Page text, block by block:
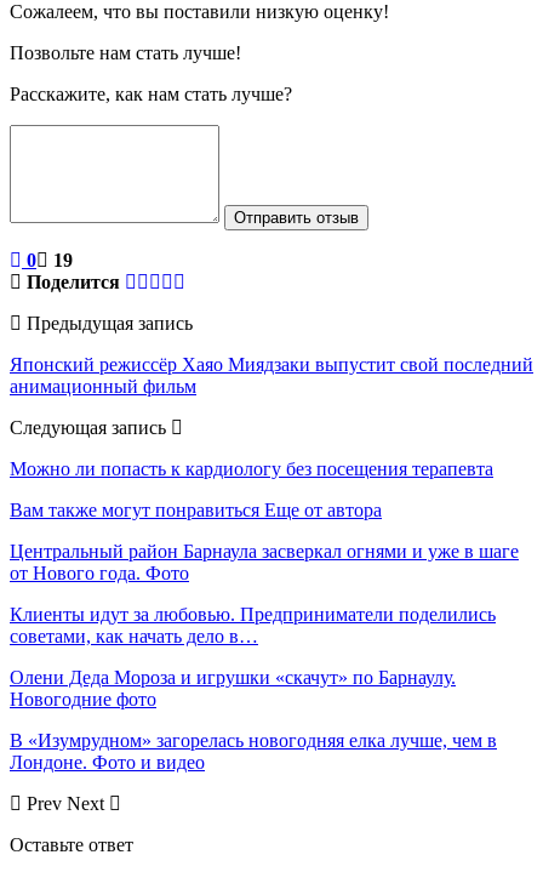
Сожалеем, что вы поставили низкую оценку!
Позвольте нам стать лучше!
Расскажите, как нам стать лучше?
Отправить отзыв
0
19
Поделится
Предыдущая запись
Японский режиссёр Хаяо Миядзаки выпустит свой последний
анимационный фильм
Следующая запись
Можно ли попасть к кардиологу без посещения терапевта
Вам также могут понравиться Еще от автора
Центральный район Барнаула засверкал огнями и уже в шаге
от Нового года. Фото
Клиенты идут за любовью. Предприниматели поделились
советами, как начать дело в…
Олени Деда Мороза и игрушки «скачут» по Барнаулу.
Новогодние фото
В «Изумрудном» загорелась новогодняя елка лучше, чем в
Лондоне. Фото и видео
Prev Next
Оставьте ответ